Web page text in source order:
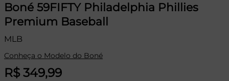
Boné 59FIFTY Philadelphia Phillies
Premium Baseball
MLB
Conheça o Modelo do Boné
R$ 349,99